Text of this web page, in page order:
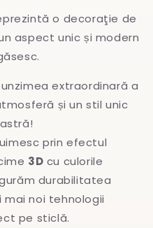
o decoraţie de
aspect unic și modern
extraordinară a
și un stil unic
prin efectul
3D cu culorile
durabilitatea
noi tehnologii
pe sticlă.